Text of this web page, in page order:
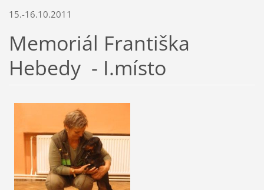
15.-16.10.2011
Memoriál Františka
Hebedy - I.místo